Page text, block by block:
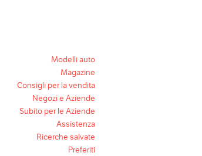
Modelli auto
Magazine
Consigli per la vendita
Negozi e Aziende
Subito per le Aziende
Assistenza
Ricerche salvate
Preferiti